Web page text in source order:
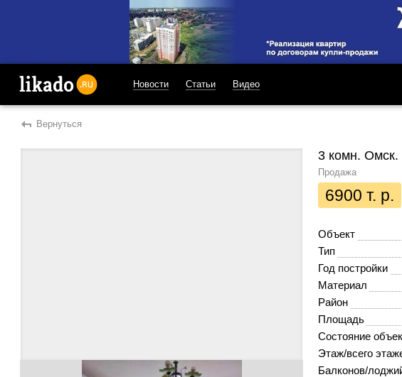
Новости Статьи Видео
Вернуться
Продажа
3 комн. Омск.
6900 т. р.
Объект
Тип
Год постройки
Материал
Район
Площадь
Состояние
Этаж/всего
Балконов/